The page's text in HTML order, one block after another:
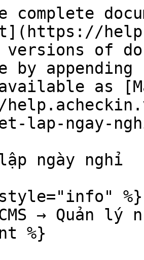
complete
versions of
by
as
lap-ngay-
ngày nghỉ
%}
→ Quản lý
%}